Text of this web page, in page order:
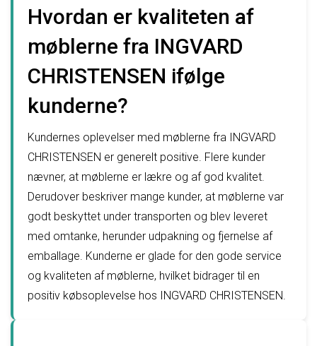
Hvordan er kvaliteten af
møblerne fra INGVARD
CHRISTENSEN ifølge
kunderne?
Kundernes oplevelser med møblerne fra INGVARD
CHRISTENSEN er generelt positive. Flere kunder
nævner, at møblerne er lækre og af god kvalitet.
Derudover beskriver mange kunder, at møblerne var
godt beskyttet under transporten og blev leveret
med omtanke, herunder udpakning og fjernelse af
emballage. Kunderne er glade for den gode service
og kvaliteten af møblerne, hvilket bidrager til en
positiv købsoplevelse hos INGVARD CHRISTENSEN.